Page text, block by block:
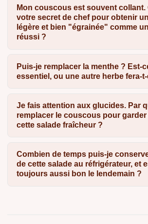
Mon couscous est souvent collant.
votre secret de chef pour obtenir
légère et bien "égrainée" comme
réussi ?
Puis-je remplacer la menthe ? Est-
essentiel, ou une autre herbe fera-
Je fais attention aux glucides. Par
remplacer le couscous pour
cette salade fraîcheur ?
Combien de temps puis-je
de cette salade au réfrigérateur, et
toujours aussi bon le lendemain ?